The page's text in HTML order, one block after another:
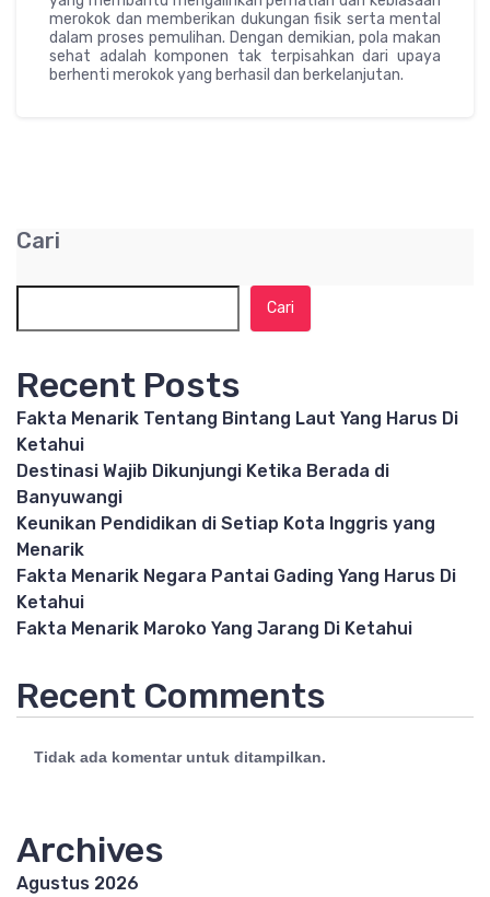
merokok dan memberikan dukungan fisik serta mental
dalam proses pemulihan. Dengan demikian, pola makan
sehat adalah komponen tak terpisahkan dari upaya
berhenti merokok yang berhasil dan berkelanjutan.
Cari
Cari
Recent Posts
Fakta Menarik Tentang Bintang Laut Yang Harus Di
Ketahui
Destinasi Wajib Dikunjungi Ketika Berada di
Banyuwangi
Keunikan Pendidikan di Setiap Kota Inggris yang
Menarik
Fakta Menarik Negara Pantai Gading Yang Harus Di
Ketahui
Fakta Menarik Maroko Yang Jarang Di Ketahui
Recent Comments
Tidak ada komentar untuk ditampilkan.
Archives
Agustus 2026